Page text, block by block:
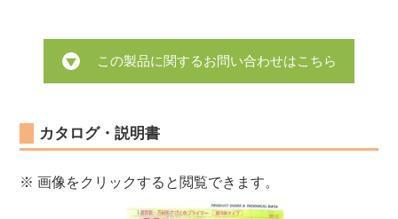
この製品に関するお問い合わせはこちら
カタログ・説明書
※ 画像をクリックすると閲覧できます。